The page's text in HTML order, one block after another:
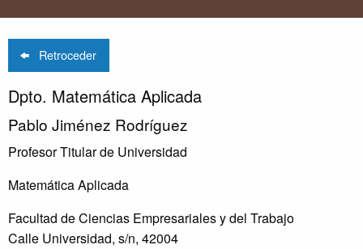
Retroceder
Dpto. Matemática Aplicada
Pablo Jiménez Rodríguez
Profesor Titular de Universidad
Matemática Aplicada
Facultad de Ciencias Empresariales y del Trabajo
Calle Universidad, s/n, 42004